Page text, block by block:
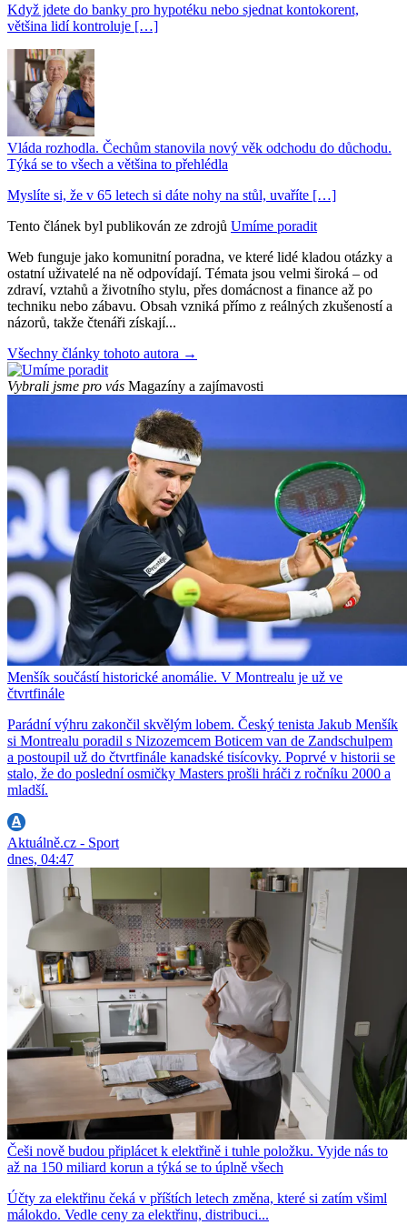
Když jdete do banky pro hypotéku nebo sjednat kontokorent,
většina lidí kontroluje […]
Vláda rozhodla. Čechům stanovila nový věk odchodu do důchodu.
Týká se to všech a většina to přehlédla
Myslíte si, že v 65 letech si dáte nohy na stůl, uvaříte […]
Tento článek byl publikován ze zdrojů Umíme poradit
Web funguje jako komunitní poradna, ve které lidé kladou otázky a
ostatní uživatelé na ně odpovídají. Témata jsou velmi široká – od
zdraví, vztahů a životního stylu, přes domácnost a finance až po
techniku nebo zábavu. Obsah vzniká přímo z reálných zkušeností a
názorů, takže čtenáři získají...
Všechny články tohoto autora →
Vybrali jsme pro vás Magazíny a zajímavosti
Menšík součástí historické anomálie. V Montrealu je už ve
čtvrtfinále
Parádní výhru zakončil skvělým lobem. Český tenista Jakub Menšík
si Montrealu poradil s Nizozemcem Boticem van de Zandschulpem
a postoupil už do čtvrtfinále kanadské tisícovky. Poprvé v historii se
stalo, že do poslední osmičky Masters prošli hráči z ročníku 2000 a
mladší.
Aktuálně.cz - Sport
dnes, 04:47
Češi nově budou připlácet k elektřině i tuhle položku. Vyjde nás to
až na 150 miliard korun a týká se to úplně všech
Účty za elektřinu čeká v příštích letech změna, které si zatím všiml
málokdo. Vedle ceny za elektřinu, distribuci...